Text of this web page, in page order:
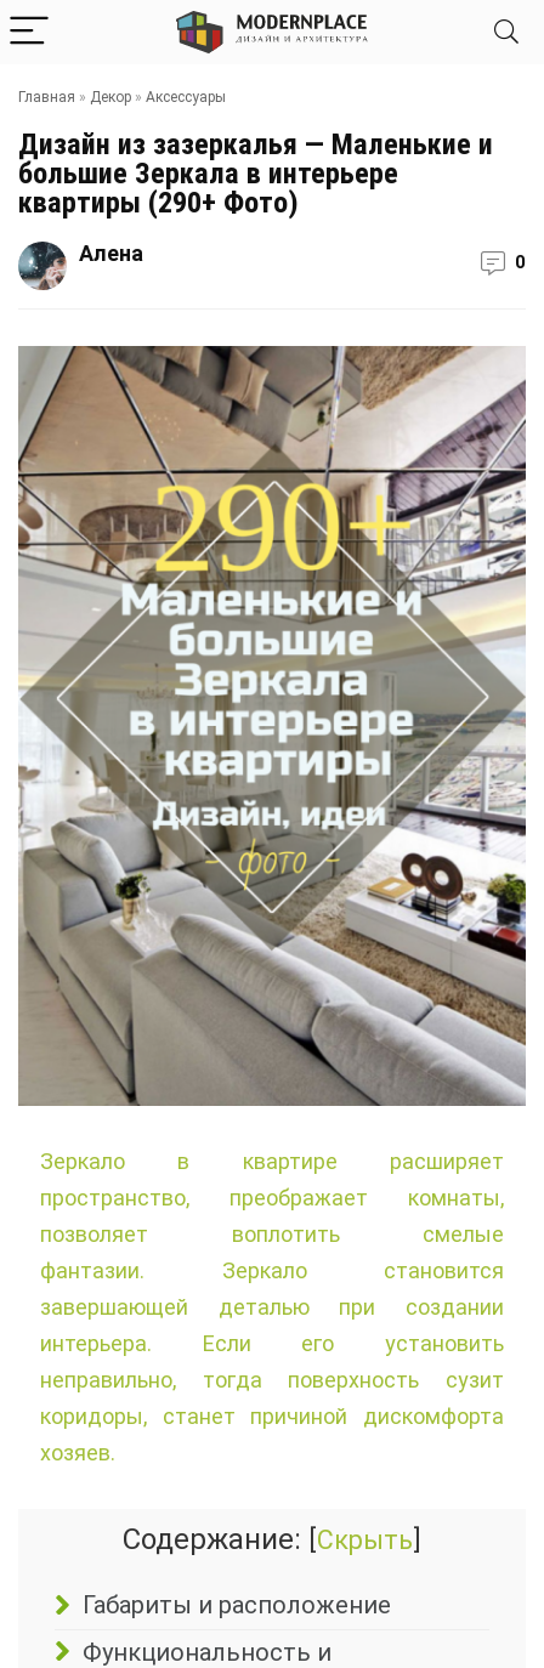
Главная » Декор » Аксессуары
Дизайн из зазеркалья — Маленькие и
большие Зеркала в интерьере
квартиры (290+ Фото)
Алена 0
Зеркало в квартире расширяет
пространство, преображает комнаты,
позволяет воплотить смелые
фантазии. Зеркало становится
завершающей деталью при создании
интерьера. Если его установить
неправильно, тогда поверхность сузит
коридоры, станет причиной дискомфорта
хозяев.
Содержание: Скрыть
Габариты и расположение
Функциональность и